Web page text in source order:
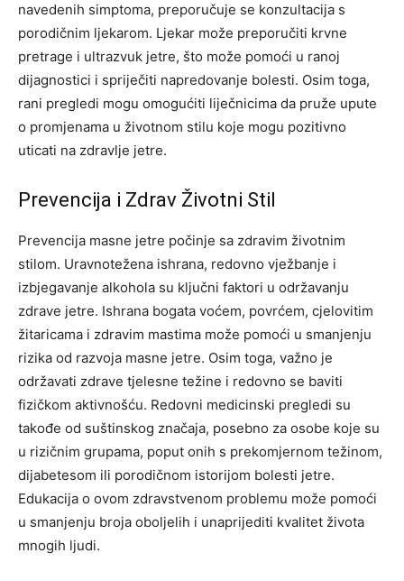
navedenih simptoma, preporučuje se konzultacija s
porodičnim ljekarom. Ljekar može preporučiti krvne
pretrage i ultrazvuk jetre, što može pomoći u ranoj
dijagnostici i spriječiti napredovanje bolesti. Osim toga,
rani pregledi mogu omogućiti liječnicima da pruže upute
o promjenama u životnom stilu koje mogu pozitivno
uticati na zdravlje jetre.
Prevencija i Zdrav Životni Stil
Prevencija masne jetre počinje sa zdravim životnim
stilom. Uravnotežena ishrana, redovno vježbanje i
izbjegavanje alkohola su ključni faktori u održavanju
zdrave jetre. Ishrana bogata voćem, povrćem, cjelovitim
žitaricama i zdravim mastima može pomoći u smanjenju
rizika od razvoja masne jetre. Osim toga, važno je
održavati zdrave tjelesne težine i redovno se baviti
fizičkom aktivnošću. Redovni medicinski pregledi su
takođe od suštinskog značaja, posebno za osobe koje su
u rizičnim grupama, poput onih s prekomjernom težinom,
dijabetesom ili porodičnom istorijom bolesti jetre.
Edukacija o ovom zdravstvenom problemu može pomoći
u smanjenju broja oboljelih i unaprijediti kvalitet života
mnogih ljudi.